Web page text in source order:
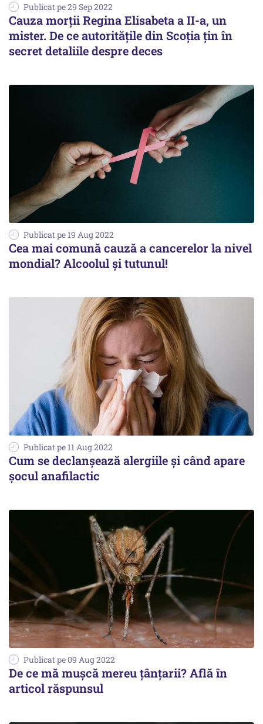
Publicat pe 29 Sep 2022
Cauza morții Regina Elisabeta a II-a, un
mister. De ce autoritățile din Scoția țin în
secret detaliile despre deces
Publicat pe 19 Aug 2022
Cea mai comună cauză a cancerelor la nivel
mondial? Alcoolul și tutunul!
Publicat pe 11 Aug 2022
Cum se declanșează alergiile și când apare
șocul anafilactic
Publicat pe 09 Aug 2022
De ce mă mușcă mereu țânțarii? Află în
articol răspunsul